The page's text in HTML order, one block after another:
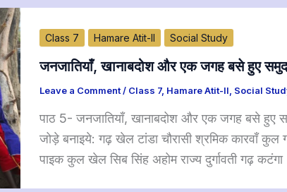
Class 7 Hamare Atit-II Social Study
जनजातियाँ, खानाबदोश और एक जगह बसे हुए
Leave a Comment/ Class 7, Hamare Atit-II, Social
पाठ 5- जनजातियाँ, खानाबदोश और एक जगह बसे हुए
जोड़े बनाइये: गढ़ खेल टांडा चौरासी श्रमिक कारवाँ कुल
पाइक कुल खेल सिब सिंह अहोम राज्य दुर्गावती गढ़ कटंगा